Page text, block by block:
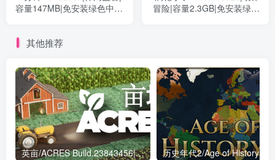
容量147MB|免安装绿色中文
冒险|容量2.3GB|免安装绿色
其他推荐
英亩/ACRES Build.23843456|模拟经营|容量1.6GB|免安装绿色中文版